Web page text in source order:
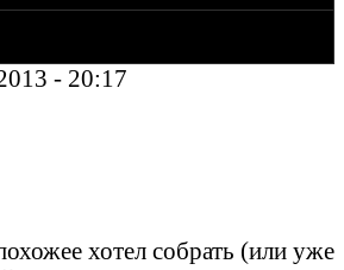
- 20:17
хотел собрать (или уже